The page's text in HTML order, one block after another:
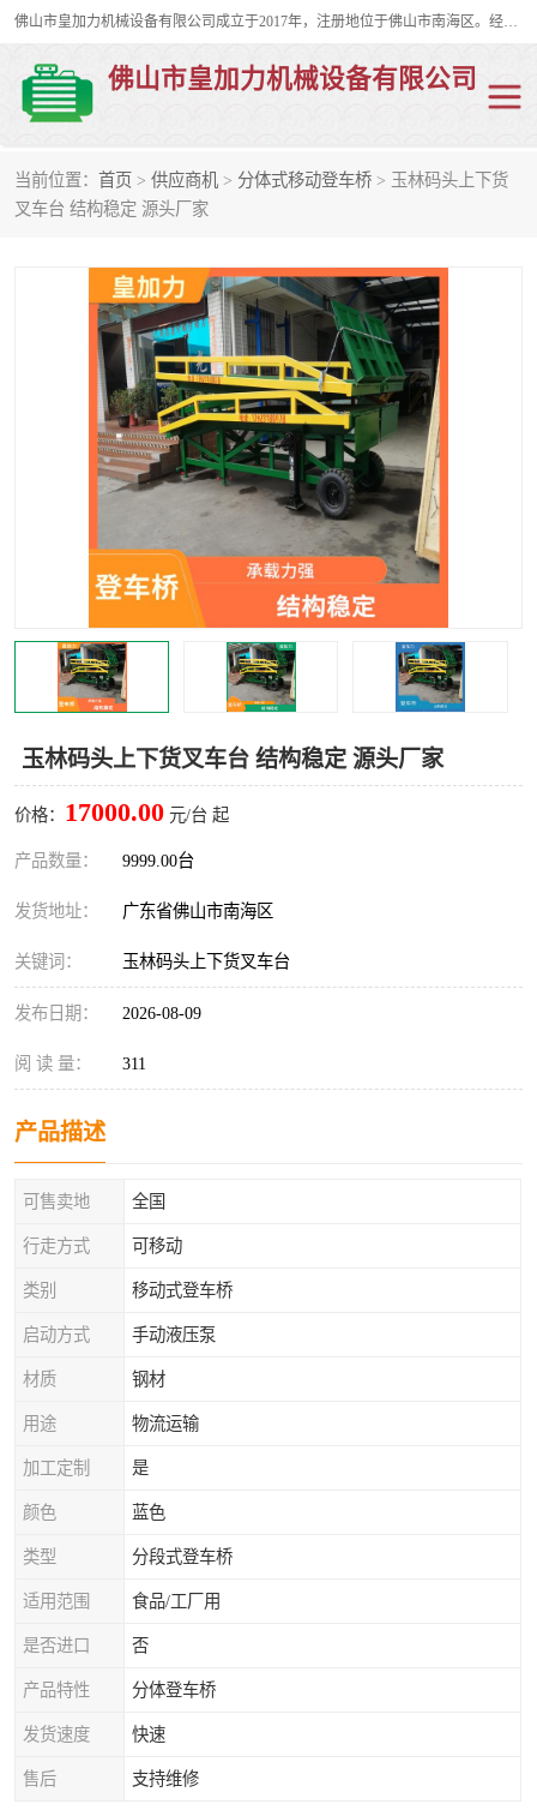
佛山市皇加力机械设备有限公司成立于2017年，注册地位于佛山市南海区。经营范围包括：其他机械设备及电子产品批发、电气设备批发、贸易代理、五金产品批发等；主要产品有：移动式登车桥、叉车装卸货平台、移动式升降机、升降货梯、油桶夹具、电动堆高车。
佛山市皇加力机械设备有限公司
当前位置： 首页 > 供应商机 > 分体式移动登车桥 > 玉林码头上下货
叉车台 结构稳定 源头厂家
玉林码头上下货叉车台 结构稳定 源头厂家
价格： 17000.00 元/台 起
产品数量： 9999.00台
发货地址： 广东省佛山市南海区
关键词： 玉林码头上下货叉车台
发布日期： 2026-08-09
阅 读 量： 311
产品描述
可售卖地 全国
行走方式 可移动
类别 移动式登车桥
启动方式 手动液压泵
材质 钢材
用途 物流运输
加工定制 是
颜色 蓝色
类型 分段式登车桥
适用范围 食品/工厂用
是否进口 否
产品特性 分体登车桥
发货速度 快速
售后 支持维修
移动式登车桥
步行式电动堆高车 移动登车台
叉车装卸货平台 电动搬运车
移动式升降平台 升降货梯
集装箱装柜平台 油桶夹具